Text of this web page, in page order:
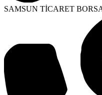
SAMSUN TİCARET